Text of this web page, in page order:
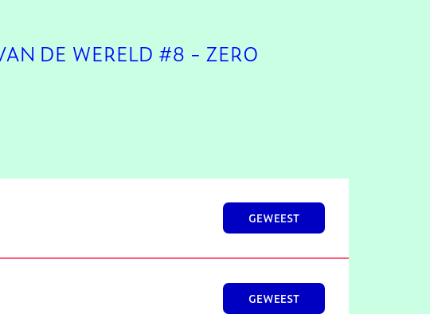
DE WERELD #8 - ZERO
GEWEEST
GEWEEST